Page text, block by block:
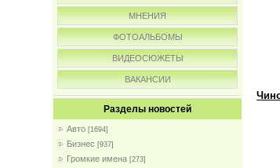
МНЕНИЯ
ФОТОАЛЬБОМЫ
ВИДЕОСЮЖЕТЫ
ВАКАНСИИ
Разделы новостей
Авто [1694]
Бизнес [937]
Громкие имена [273]